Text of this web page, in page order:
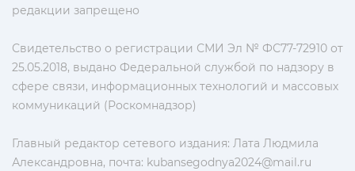
редакции запрещено
Свидетельство о регистрации СМИ Эл № ФС77-72910 от
25.05.2018, выдано Федеральной службой по надзору в
сфере связи, информационных технологий и массовых
коммуникаций (Роскомнадзор)
Главный редактор сетевого издания: Лата Людмила
Александровна, почта: kubansegodnya2024@mail.ru